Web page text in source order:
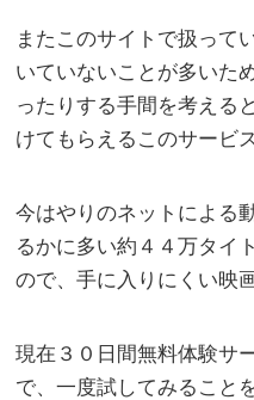
またこのサイトで扱って
いていないことが多いた
ったりする手間を考える
けてもらえるこのサービ
今はやりのネットによる
るかに多い約４４万タイ
ので、手に入りにくい映
現在３０日間無料体験サ
で、一度試してみること